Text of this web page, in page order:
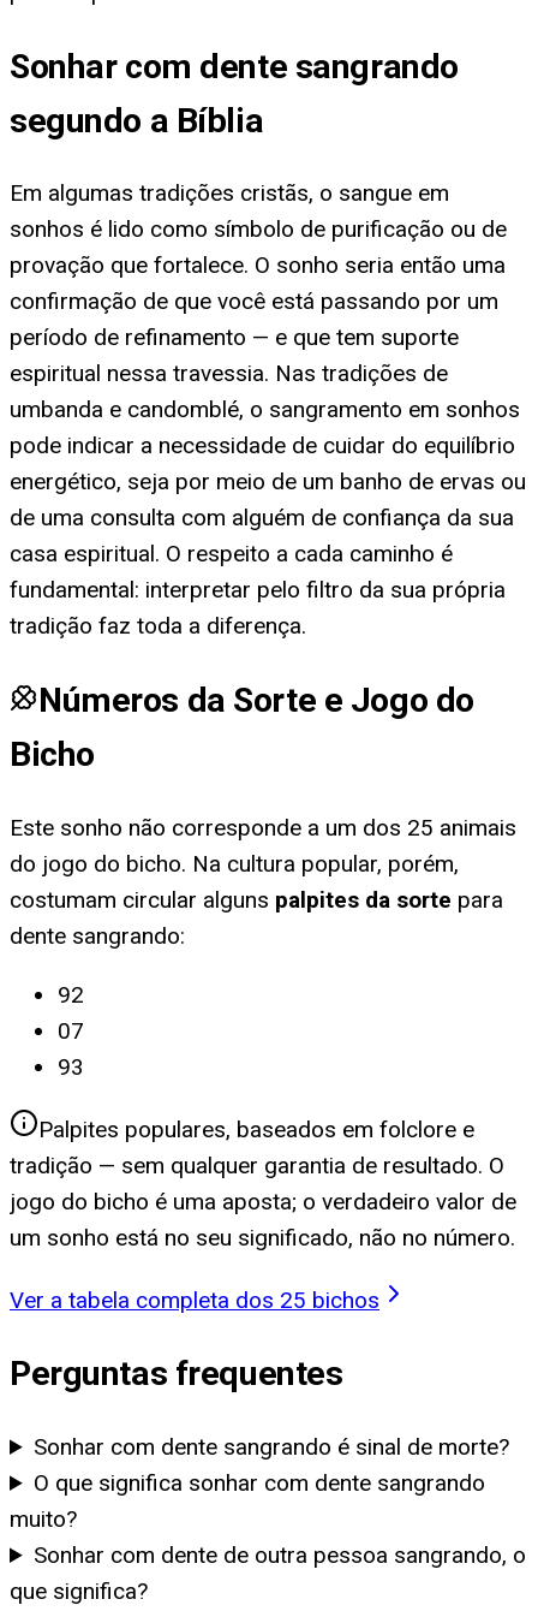
Sonhar com dente sangrando
segundo a Bíblia
Em algumas tradições cristãs, o sangue em
sonhos é lido como símbolo de purificação ou de
provação que fortalece. O sonho seria então uma
confirmação de que você está passando por um
período de refinamento — e que tem suporte
espiritual nessa travessia. Nas tradições de
umbanda e candomblé, o sangramento em sonhos
pode indicar a necessidade de cuidar do equilíbrio
energético, seja por meio de um banho de ervas ou
de uma consulta com alguém de confiança da sua
casa espiritual. O respeito a cada caminho é
fundamental: interpretar pelo filtro da sua própria
tradição faz toda a diferença.
Números da Sorte e Jogo do
Bicho
Este sonho não corresponde a um dos 25 animais
do jogo do bicho. Na cultura popular, porém,
costumam circular alguns palpites da sorte para
dente sangrando:
92
07
93
Palpites populares, baseados em folclore e
tradição — sem qualquer garantia de resultado. O
jogo do bicho é uma aposta; o verdadeiro valor de
um sonho está no seu significado, não no número.
Ver a tabela completa dos 25 bichos
Perguntas frequentes
Sonhar com dente sangrando é sinal de morte?
O que significa sonhar com dente sangrando
muito?
Sonhar com dente de outra pessoa sangrando, o
que significa?